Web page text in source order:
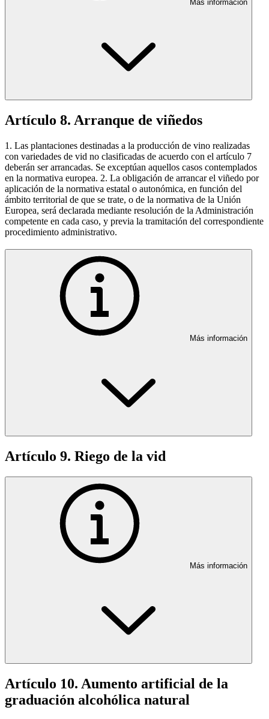
Más información
Artículo 8. Arranque de viñedos
1. Las plantaciones destinadas a la producción de vino realizadas
con variedades de vid no clasificadas de acuerdo con el artículo 7
deberán ser arrancadas. Se exceptúan aquellos casos contemplados
en la normativa europea. 2. La obligación de arrancar el viñedo por
aplicación de la normativa estatal o autonómica, en función del
ámbito territorial de que se trate, o de la normativa de la Unión
Europea, será declarada mediante resolución de la Administración
competente en cada caso, y previa la tramitación del correspondiente
procedimiento administrativo.
Más información
Artículo 9. Riego de la vid
Más información
Artículo 10. Aumento artificial de la
graduación alcohólica natural